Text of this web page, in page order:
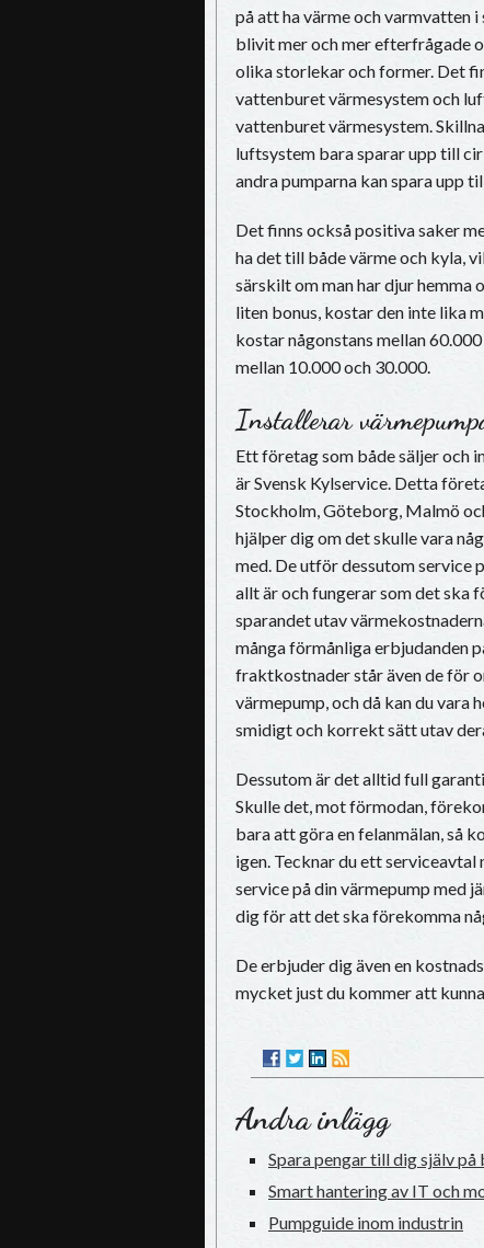
på att ha värme och varmvatten
blivit mer och mer efterfrågade
olika storlekar och former. Det
vattenburet värmesystem och
vattenburet värmesystem.
luftsystem bara sparar upp till
andra pumparna kan spara upp
Det finns också positiva saker
ha det till både värme och kyla,
särskilt om man har djur hemma
liten bonus, kostar den inte lika
kostar någonstans mellan
mellan 10.000 och 30.000.
Installerar
Ett företag som både säljer och
är Svensk Kylservice. Detta
Stockholm, Göteborg, Malmö
hjälper dig om det skulle vara
med. De utför dessutom service
allt är och fungerar som det ska
sparandet utav
många förmånliga erbjudanden
fraktkostnader står även de för
värmepump, och då kan du vara
smidigt och korrekt sätt utav
Dessutom är det alltid full
Skulle det, mot förmodan,
bara att göra en felanmälan, så
igen. Tecknar du ett
service på din värmepump med
dig för att det ska förekomma
De erbjuder dig även en
mycket just du kommer att
Andra inlägg
Spara pengar till dig själv på
Smart hantering av IT och
Pumpguide inom industrin